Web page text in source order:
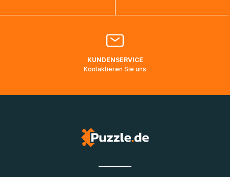
Bitte kontaktieren Sie denKundenservicefalls Ihr Paket
Lieferadressen in Deutschland oder Europa mehrere Tage
KUNDENSERVICE
Kontaktieren Sie uns